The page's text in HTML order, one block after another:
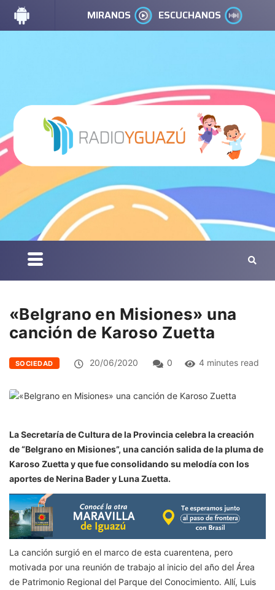
MIRANOS ESCUCHANOS
«Belgrano en Misiones» una
canción de Karoso Zuetta
SOCIEDAD 20/06/2020 0 4 minutes read
La Secretaría de Cultura de la Provincia celebra la creación
de “Belgrano en Misiones”, una canción salida de la pluma de
Karoso Zuetta y que fue consolidando su melodía con los
aportes de Nerina Bader y Luna Zuetta.
La canción surgió en el marco de esta cuarentena, pero
motivada por una reunión de trabajo al inicio del año del Área
de Patrimonio Regional del Parque del Conocimiento. Allí, Luis